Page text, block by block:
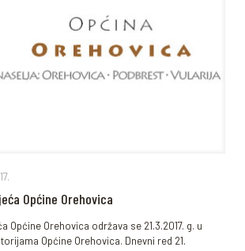
Općine Orehovica
Općine Orehovica održava se 21.3.2017. g. u
Općine Orehovica. Dnevni red 21.